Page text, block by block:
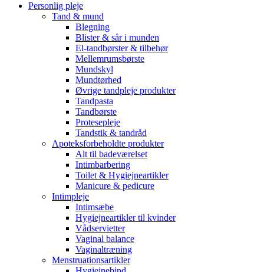
Personlig pleje
Tand & mund
Blegning
Blister & sår i munden
El-tandbørster & tilbehør
Mellemrumsbørste
Mundskyl
Mundtørhed
Øvrige tandpleje produkter
Tandpasta
Tandbørste
Protesepleje
Tandstik & tandråd
Apoteksforbeholdte produkter
Alt til badeværelset
Intimbarbering
Toilet & Hygiejneartikler
Manicure & pedicure
Intimpleje
Intimsæbe
Hygiejneartikler til kvinder
Vådservietter
Vaginal balance
Vaginaltræning
Menstruationsartikler